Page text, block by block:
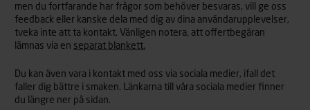
men du fortfarande har frågor som behöver besvaras, vill ge oss
feedback eller kanske dela med dig av dina användarupplevelser,
tveka inte att ta kontakt. Vänligen notera, att offertbegäran
lämnas via en separat blankett.
Du kan även vara i kontakt med oss via sociala medier, ifall det
faller dig bättre i smaken. Länkarna till våra sociala medier finner
du längre ner på sidan.